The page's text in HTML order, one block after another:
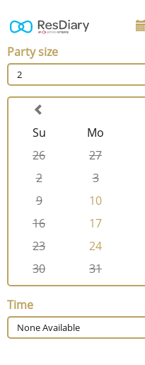
Party size
2
Su
Mo
26
27
2
3
9
10
16
17
23
24
30
31
Time
None Available